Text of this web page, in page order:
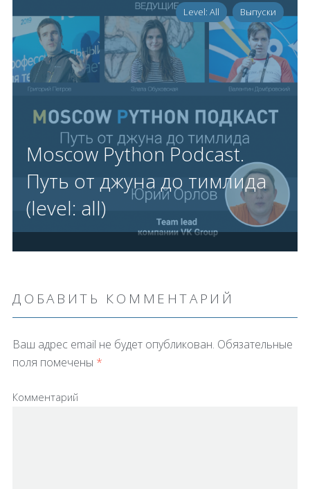
Level: All Выпуски
Moscow Python Podcast.
Путь от джуна до тимлида
(level: all)
ДОБАВИТЬ КОММЕНТАРИЙ
Ваш адрес email не будет опубликован. Обязательные
поля помечены *
Комментарий